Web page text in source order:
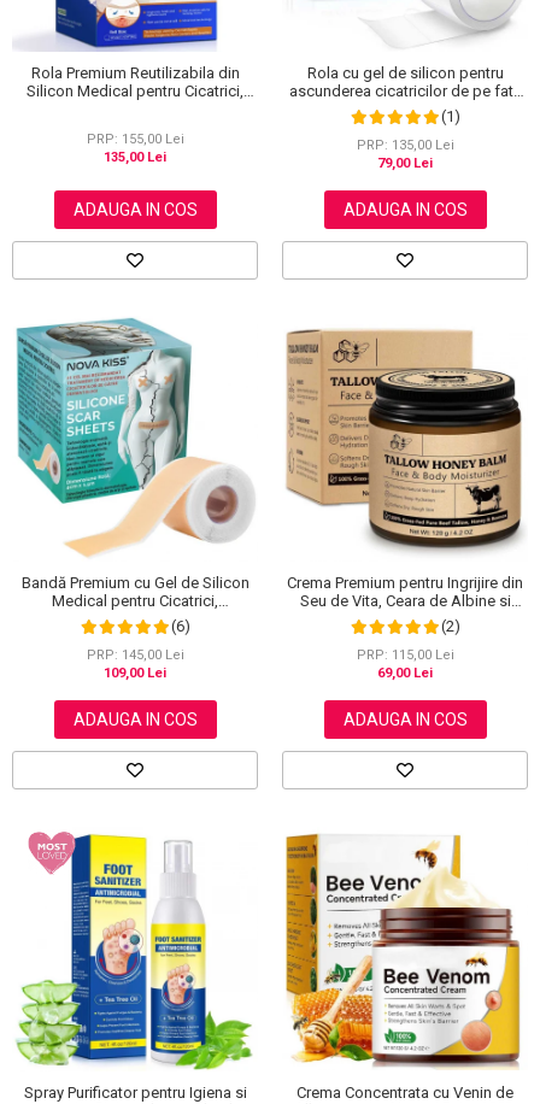
Rola Premium Reutilizabila din
Silicon Medical pentru Cicatrici,
PRP: 155,00 Lei
135,00 Lei
ADAUGA IN COS
Rola cu gel de silicon pentru
ascunderea cicatricilor de pe fata
sau corp, plasture reutilizabil, 2.5
cm x 1.5 m, Elaimei
(1)
PRP: 135,00 Lei
79,00 Lei
ADAUGA IN COS
Bandă Premium cu Gel de Silicon
Medical pentru Cicatrici,
Reutilizabilă, NOVA KISS®, 4 cm x
1.5 m
(6)
PRP: 145,00 Lei
109,00 Lei
ADAUGA IN COS
Crema Premium pentru Ingrijire din
Seu de Vita, Ceara de Albine si
Miere, 100% Naturala, NOVA
KISS®, 120 g
(2)
PRP: 115,00 Lei
69,00 Lei
ADAUGA IN COS
Spray Purificator pentru Igiena si
Crema Concentrata cu Venin de